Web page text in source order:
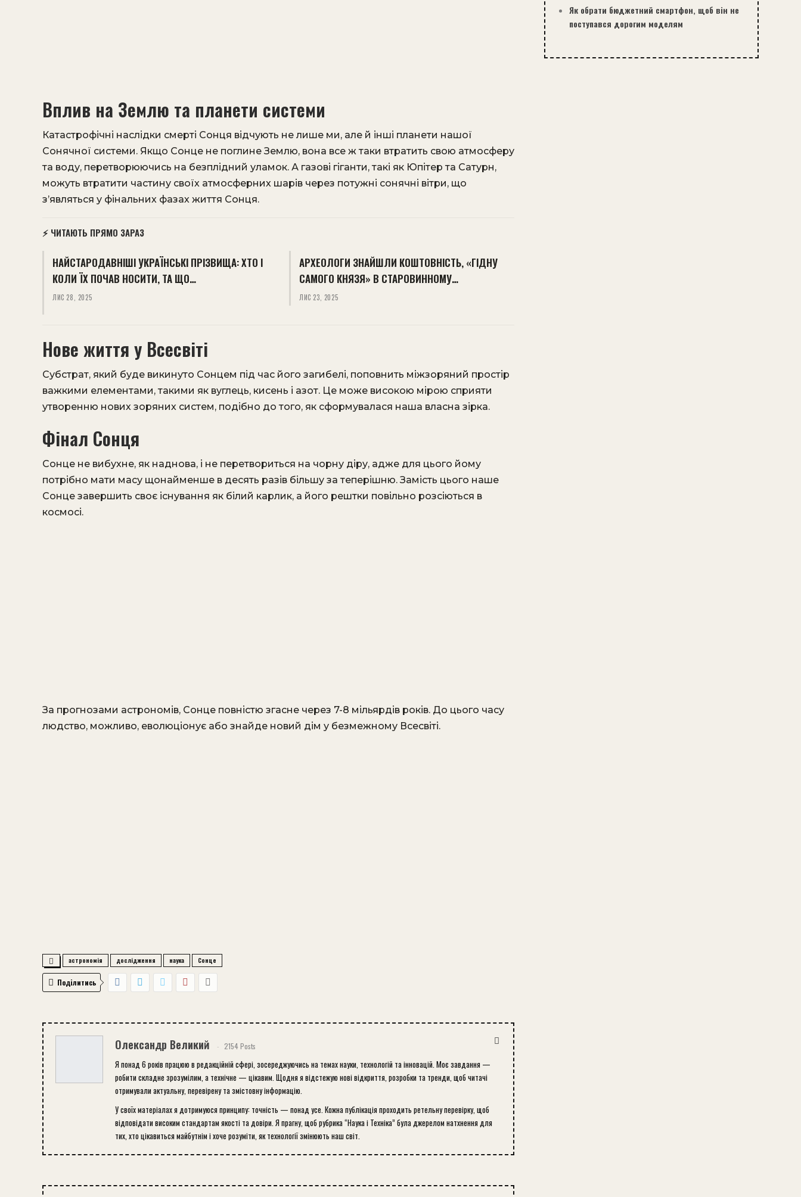
Вплив на Землю та планети системи
Катастрофічні наслідки смерті Сонця відчують не лише ми, але й інші планети нашої
Сонячної системи. Якщо Сонце не поглине Землю, вона все ж таки втратить свою атмосферу
та воду, перетворюючись на безплідний уламок. А газові гіганти, такі як Юпітер та Сатурн,
можуть втратити частину своїх атмосферних шарів через потужні сонячні вітри, що
з’являться у фінальних фазах життя Сонця.
⚡ ЧИТАЮТЬ ПРЯМО ЗАРАЗ
НАЙСТАРОДАВНІШІ УКРАЇНСЬКІ ПРІЗВИЩА: ХТО І
КОЛИ ЇХ ПОЧАВ НОСИТИ, ТА ЩО…
ЛИС 28, 2025
АРХЕОЛОГИ ЗНАЙШЛИ КОШТОВНІСТЬ, «ГІДНУ
САМОГО КНЯЗЯ» В СТАРОВИННОМУ…
ЛИС 23, 2025
Нове життя у Всесвіті
Субстрат, який буде викинуто Сонцем під час його загибелі, поповнить міжзоряний простір
важкими елементами, такими як вуглець, кисень і азот. Це може високою мірою сприяти
утворенню нових зоряних систем, подібно до того, як сформувалася наша власна зірка.
Фінал Сонця
Сонце не вибухне, як наднова, і не перетвориться на чорну діру, адже для цього йому
потрібно мати масу щонайменше в десять разів більшу за теперішню. Замість цього наше
Сонце завершить своє існування як білий карлик, а його рештки повільно розсіються в
космосі.
За прогнозами астрономів, Сонце повністю згасне через 7-8 мільярдів років. До цього часу
людство, можливо, еволюціонує або знайде новий дім у безмежному Всесвіті.
астрономія дослідження наука Сонце
Поділитись
Олександр Великий 2154 Posts
Я понад 6 років працюю в редакційній сфері, зосереджуючись на темах науки, технологій та інновацій. Моє завдання —
робити складне зрозумілим, а технічне — цікавим. Щодня я відстежую нові відкриття, розробки та тренди, щоб читачі
отримували актуальну, перевірену та змістовну інформацію.
У своїх матеріалах я дотримуюся принципу: точність — понад усе. Кожна публікація проходить ретельну перевірку, щоб
відповідати високим стандартам якості та довіри. Я прагну, щоб рубрика “Наука і Техніка” була джерелом натхнення для
тих, хто цікавиться майбутнім і хоче розуміти, як технології змінюють наш світ.
Як обрати бюджетний смартфон, щоб він не
поступався дорогим моделям